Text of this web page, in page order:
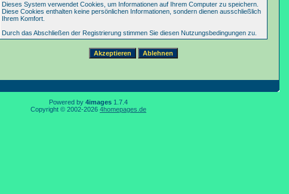
Dieses System verwendet Cookies, um Informationen auf Ihrem Computer zu speichern.
Diese Cookies enthalten keine persönlichen Informationen, sondern dienen ausschließlich
Ihrem Komfort.
Durch das Abschließen der Registrierung stimmen Sie diesen Nutzungsbedingungen zu.
Powered by 4images 1.7.4
Copyright © 2002-2026 4homepages.de